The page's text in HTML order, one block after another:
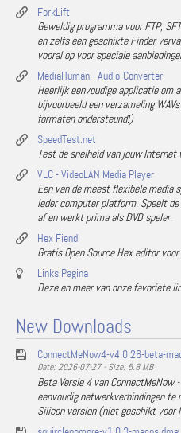
ForkLift
Geweldig programma voor FTP,
en zelfs een geschikte Finder
vooral op voor speciale
MediaHuman - Audio-Converter
Heerlijk eenvoudige applicatie om
bijvoorbeeld een verzameling
formaten ondersteund!)
SpeedTest.net
Test de snelheid van jouw
VLC - VideoLAN Media Player
Een van de meest flexibele media
ieder computer platform. Speelt
af en werkt prima als DVD speler.
Hex Fiend
Gratis Open Source Hex editor voor
Links Pagina
Deze en meer van onze favoriete
New Downloads
ConnectMeNow4-v4.0.26-beta-
Date: 2026-07-27 - Size: 5.8 MB
Beta Versie 4 van ConnectMeNow
eenvoudig netwerkverbindingen
Silicon version (niet geschikt voor